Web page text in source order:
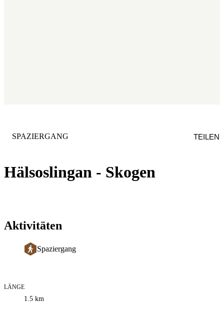
Hälsoslingan - Skogen
KATEGORIE:
SPAZIERGANG TEILEN
Aktivitäten
Spaziergang
Informationen
zum
LÄNGE
1.5 km